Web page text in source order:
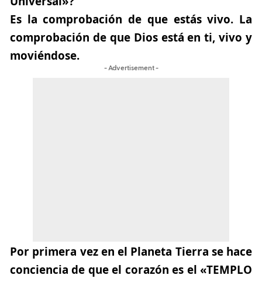
Es la comprobación de que estás vivo. La
comprobación de que Dios está en ti, vivo y
moviéndose.
- Advertisement -
Por primera vez en el Planeta Tierra se hace
conciencia de que el corazón es el «TEMPLO